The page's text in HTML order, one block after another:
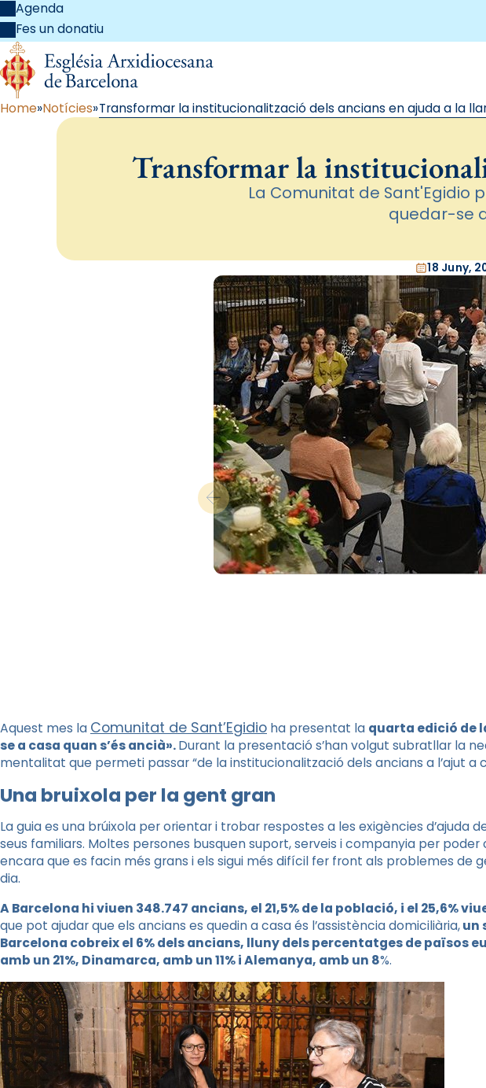
Agenda
Fes un donatiu
Home Notícies Transformar la institucionalització dels ancians en ajuda a la
Transformar la
La Comunitat de Sant'Egidio
quedar-se
18 Juny,
Aquest mes la Comunitat de Sant’Egidio ha presentat la quarta edició de
se a casa quan s’és ancià».Durant la presentació s’han volgut subratllar la
mentalitat que permeti passar “de la institucionalització dels ancians a l’ajut a
Una bruixola per la gent gran
La guia es una brúixola per orientar i trobar respostes a les exigències d’ajuda
seus familiars. Moltes persones busquen suport, serveis i companyia per
encara que es facin més grans i els sigui més difícil fer front als problemes de
dia.
A Barcelona hi viuen 348.747 ancians, el 21,5% de la població, i el 25,6%
que pot ajudar que els ancians es quedin a casa és l’assistència domiciliària,un
Barcelona cobreix el 6% dels ancians, lluny dels percentatges de països
amb un 21%, Dinamarca, amb un 11% i Alemanya, amb un 8%.